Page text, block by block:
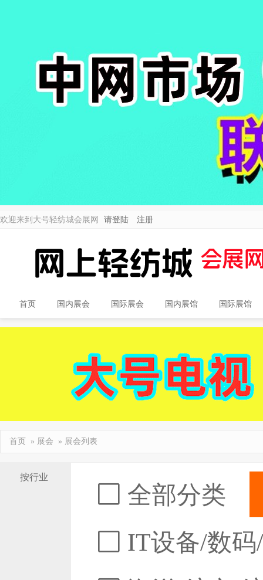
欢迎来到大号轻纺城会展网 请登陆 注册
首页 国内展会 国际展会 国内展馆 国际展馆
首页 » 展会 » 展会列表
按行业
全部分类
IT设备/数码